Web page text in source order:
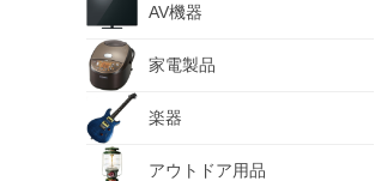
AV機器
家電製品
楽器
アウトドア用品